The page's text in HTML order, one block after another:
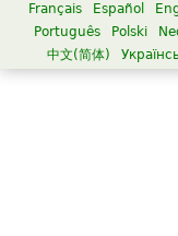
Español
Français
Polski
Português
中文(简体)